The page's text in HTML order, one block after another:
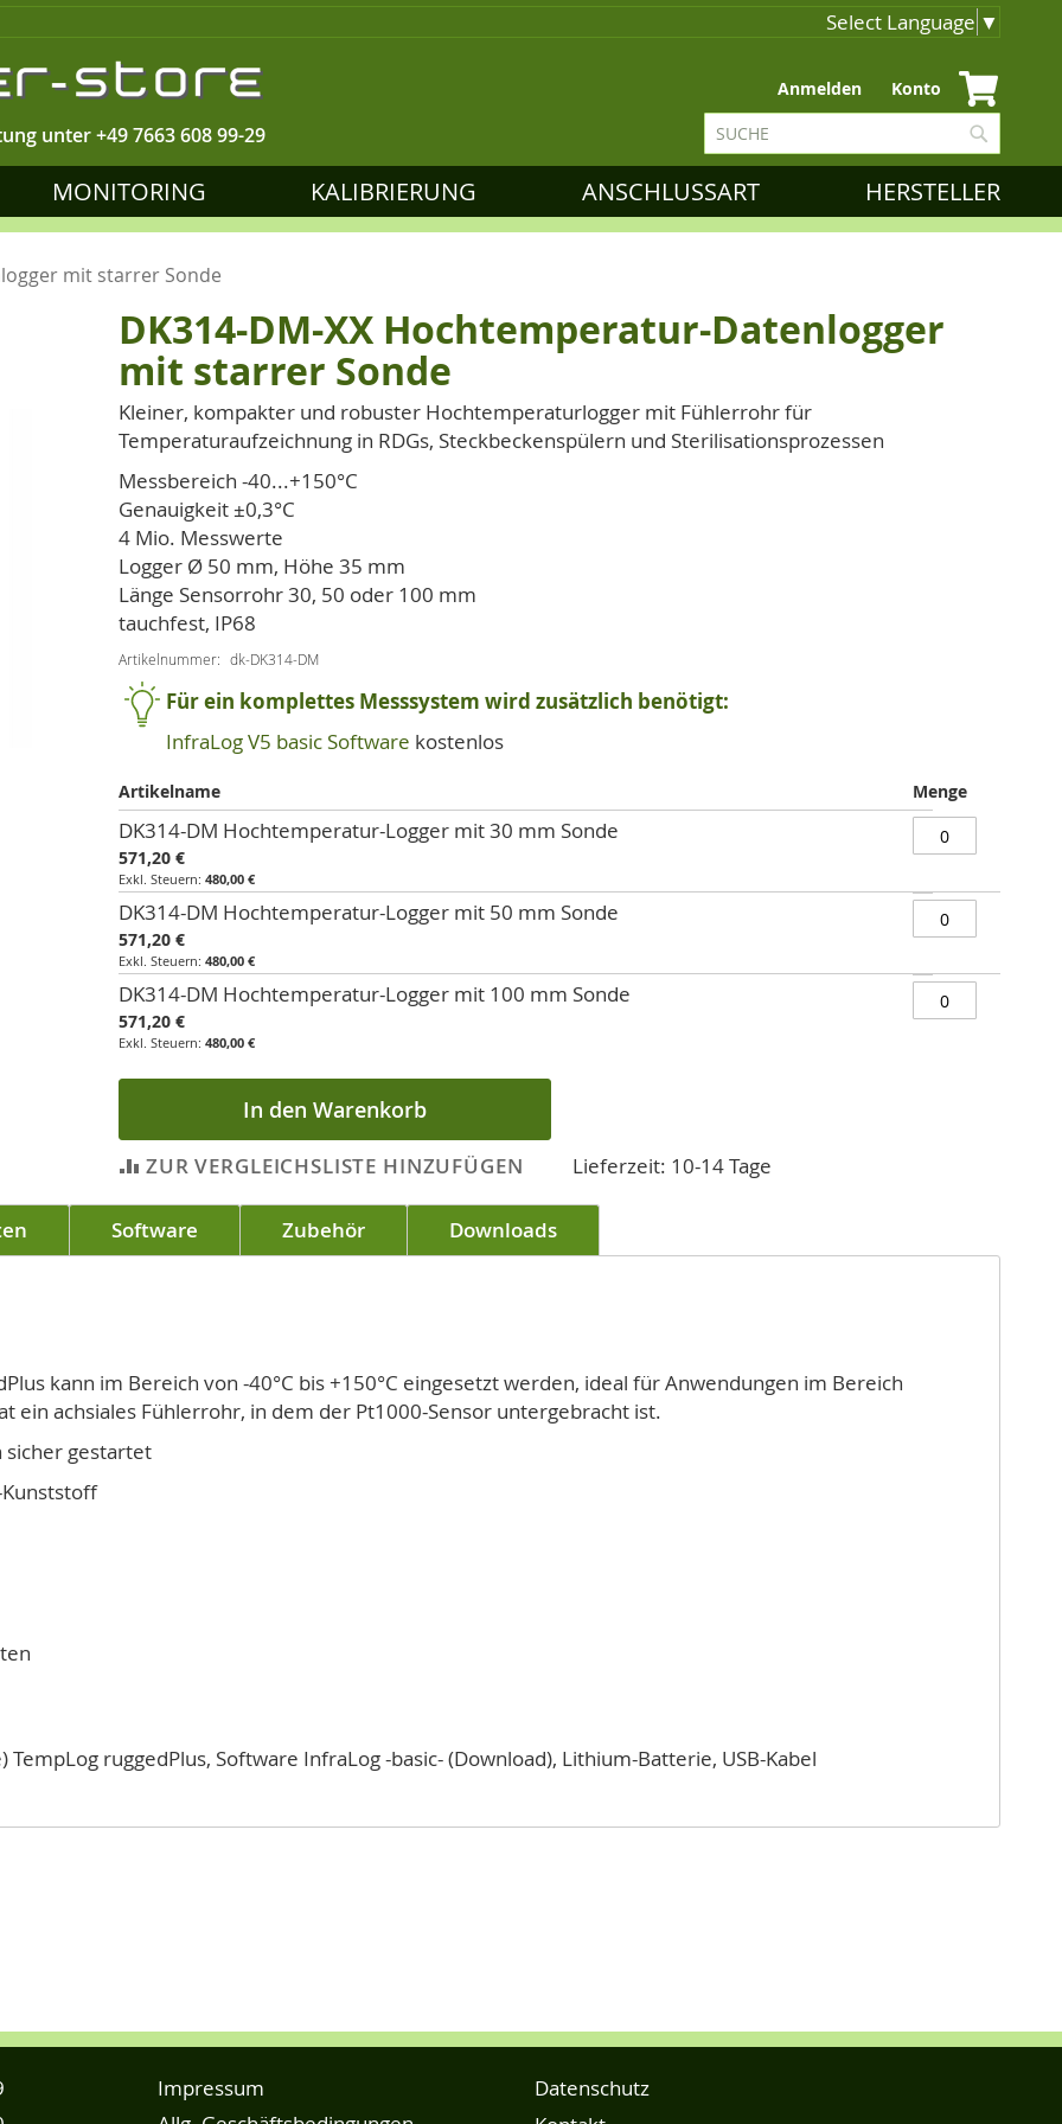
Select Language ▼
unter+49 7663 608 99-29
Zum
Inhalt
springen
Anmelden Konto
Suche
MONITORING KALIBRIERUNG ANSCHLUSSART HERSTELLER
mit starrer Sonde
DK314-DM-XX Hochtemperatur-Datenlogger
mit starrer Sonde
Kleiner, kompakter und robuster Hochtemperaturlogger mit Fühlerrohr für
Temperaturaufzeichnung in RDGs, Steckbeckenspülern und Sterilisationsprozessen
Messbereich -40...+150°C
Genauigkeit ±0,3°C
4 Mio. Messwerte
Logger Ø 50 mm, Höhe 35 mm
Länge Sensorrohr 30, 50 oder 100 mm
tauchfest, IP68
Artikelnummer dk-DK314-DM
Für ein komplettes Messsystem wird zusätzlich benötigt:
InfraLog V5 basic Software kostenlos
Artikel
für
gruppiertes
Produkt
Artikelname Menge
DK314-DM Hochtemperatur-Logger mit 30 mm Sonde
571,20 €
480,00 €
DK314-DM Hochtemperatur-Logger mit 50 mm Sonde
571,20 €
480,00 €
DK314-DM Hochtemperatur-Logger mit 100 mm Sonde
571,20 €
480,00 €
In den Warenkorb
ZUR VERGLEICHSLISTE HINZUFÜGEN Lieferzeit: 10-14 Tage
Software Zubehör Downloads
kann im Bereich von -40°C bis +150°C eingesetzt werden, ideal für Anwendungen im Bereich
ein achsiales Fühlerrohr, in dem der Pt1000-Sensor untergebracht ist.
sicher gestartet
ruggedPlus, Software InfraLog -basic- (Download), Lithium-Batterie, USB-Kabel
Impressum
Datenschutz